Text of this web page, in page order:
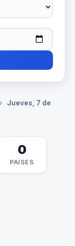
›
Jueves, 7 de
0
PAÍSES